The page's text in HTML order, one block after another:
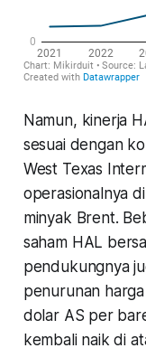
Namun, kinerja
sesuai dengan
West Texas
operasionalnya
minyak Brent.
saham HAL
pendukungnya
penurunan
dolar AS per
kembali naik di